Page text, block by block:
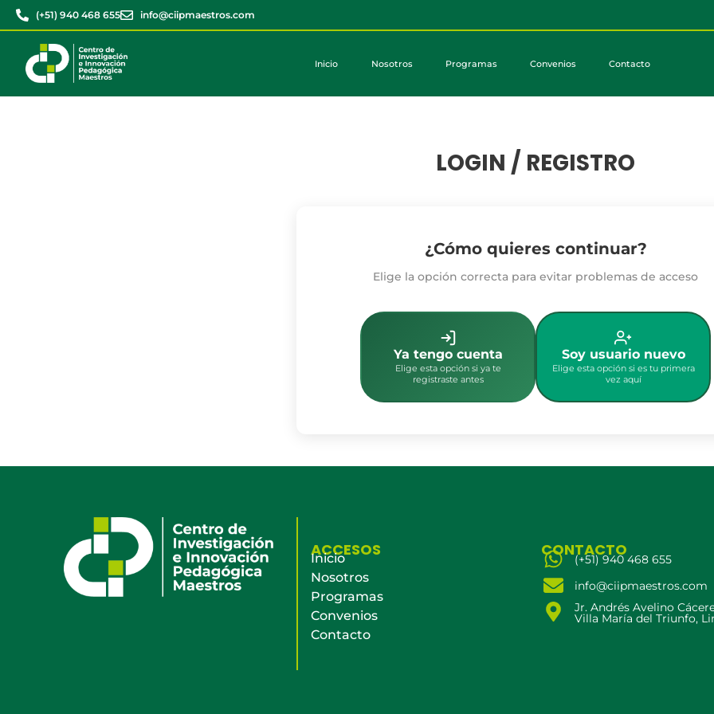
(+51) 940 468 655 info@ciipmaestros.com
Inicio Nosotros Programas Convenios Contacto
LOGIN / REGISTRO
¿Cómo quieres continuar?
Elige la opción correcta para evitar problemas de acceso
Ya tengo cuenta
Elige esta opción si ya te
registraste antes
Soy usuario nuevo
Elige esta opción si es tu primera
vez aquí
ACCESOS
Inicio
Nosotros
Programas
Convenios
Contacto
CONTACTO
(+51) 940 468 655
info@ciipmaestros.com
Jr. Andrés Avelino
Villa María del Triunfo,